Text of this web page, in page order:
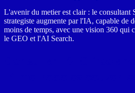
L'avenir du metier est clair : le consultant
strategiste augmente par l'IA, capable de
moins de temps, avec une vision 360 qui
le GEO et l'AI Search.